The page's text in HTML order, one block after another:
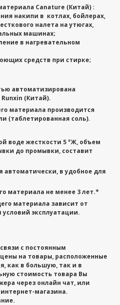
Canature (Китай) :
накипи в котлах, бойлерах,
налета на утюгах,
машинах;
в нагревательном
средств при стирке;
автоматизирована
(Китай).
материала производится
(таблетированная соль).
воде жесткости 5 °Ж, объем
до промывки, составит
автоматически, в удобное для
материала не менее 3 лет.*
материала зависит от
эксплуатации.
с постоянным
на товары, расположенные
как в большую, так и в
стоимость товара Вы
через онлайн чат, или
магазина.